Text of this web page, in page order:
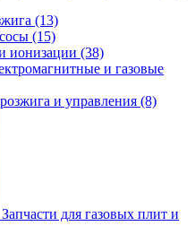
(13)
(15)
ионизации (38)
и газовые
и управления (8)
Запчасти для газовых плит и